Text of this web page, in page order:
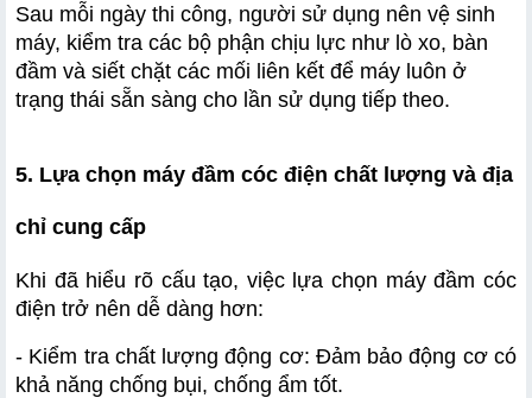
Sau mỗi ngày thi công, người sử dụng nên vệ sinh
máy, kiểm tra các bộ phận chịu lực như lò xo, bàn
đầm và siết chặt các mối liên kết để máy luôn ở
trạng thái sẵn sàng cho lần sử dụng tiếp theo.
5. Lựa chọn máy đầm cóc điện chất lượng và địa
chỉ cung cấp
Khi đã hiểu rõ cấu tạo, việc lựa chọn máy đầm cóc
điện trở nên dễ dàng hơn:
- Kiểm tra chất lượng động cơ: Đảm bảo động cơ có
khả năng chống bụi, chống ẩm tốt.